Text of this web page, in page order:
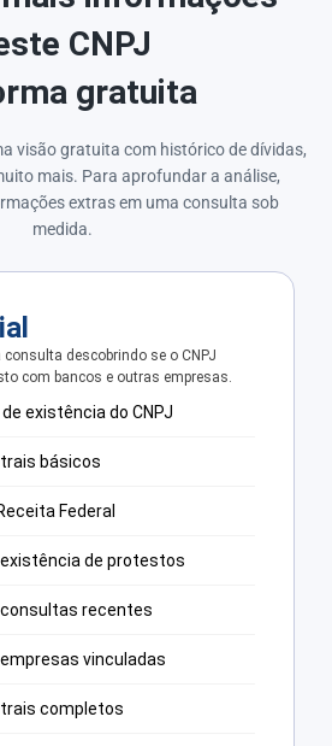
CNPJ
gratuita
visão gratuita com histórico de dívidas,
mais. Para aprofundar a análise,
extras em uma consulta sob
medida.
descobrindo se o CNPJ
com bancos e outras empresas.
existência do CNPJ
básicos
Federal
existência de protestos
consultas recentes
vinculadas
completos